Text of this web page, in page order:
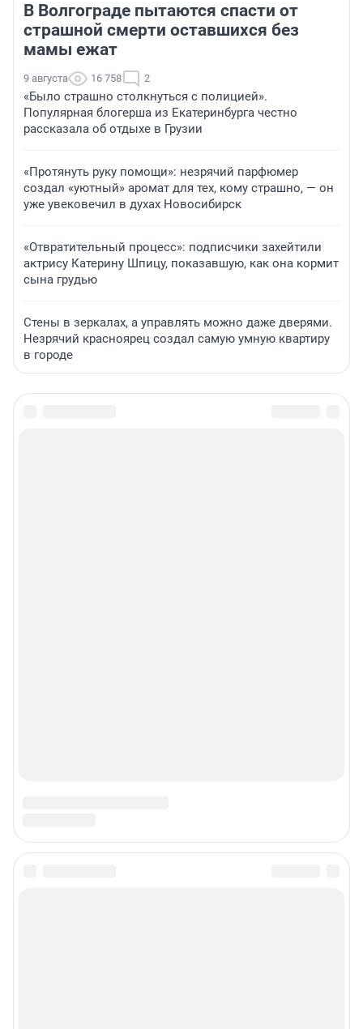
В Волгограде пытаются спасти от
страшной смерти оставшихся без
мамы ежат
9 августа 16 758 2
«Было страшно столкнуться с полицией».
Популярная блогерша из Екатеринбурга честно
рассказала об отдыхе в Грузии
«Протянуть руку помощи»: незрячий парфюмер
создал «уютный» аромат для тех, кому страшно, — он
уже увековечил в духах Новосибирск
«Отвратительный процесс»: подписчики захейтили
актрису Катерину Шпицу, показавшую, как она кормит
сына грудью
Стены в зеркалах, а управлять можно даже дверями.
Незрячий красноярец создал самую умную квартиру
в городе